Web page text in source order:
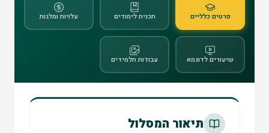
פרטים כלליים תכנית לימודים עלויות ומלגות
שיעורים לדוגמא עבודות תלמידים
תיאור המסלול